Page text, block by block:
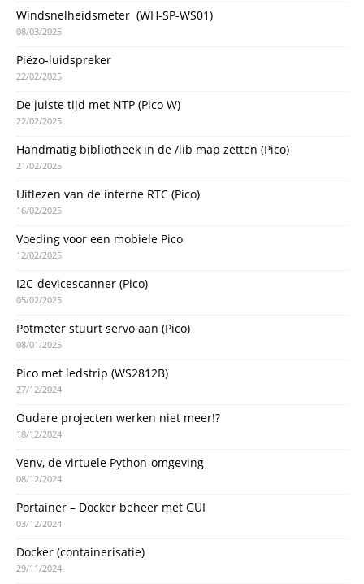
Windsnelheidsmeter (WH-SP-WS01)
08/03/2025
Piëzo-luidspreker
22/02/2025
De juiste tijd met NTP (Pico W)
22/02/2025
Handmatig bibliotheek in de /lib map zetten (Pico)
21/02/2025
Uitlezen van de interne RTC (Pico)
16/02/2025
Voeding voor een mobiele Pico
12/02/2025
I2C-devicescanner (Pico)
05/02/2025
Potmeter stuurt servo aan (Pico)
08/01/2025
Pico met ledstrip (WS2812B)
27/12/2024
Oudere projecten werken niet meer!?
18/12/2024
Venv, de virtuele Python-omgeving
08/12/2024
Portainer – Docker beheer met GUI
03/12/2024
Docker (containerisatie)
29/11/2024